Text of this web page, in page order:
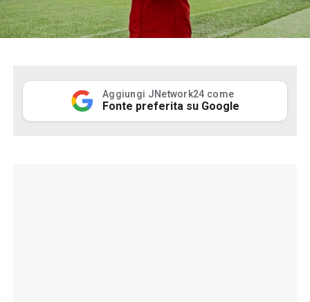
Aggiungi JNetwork24 come
Fonte preferita su Google